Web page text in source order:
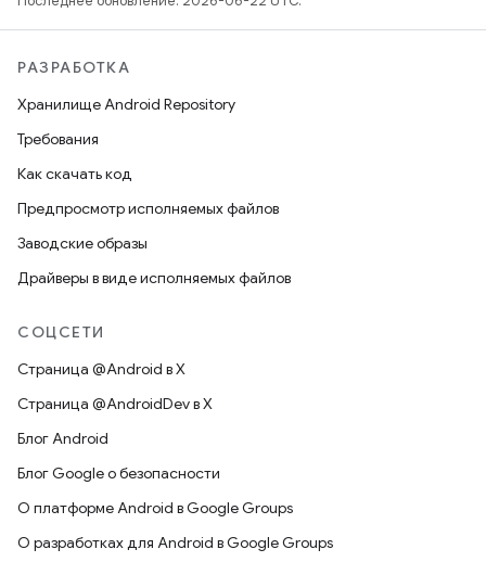
РАЗРАБОТКА
Хранилище Android Repository
Требования
Как скачать код
Предпросмотр исполняемых файлов
Заводские образы
Драйверы в виде исполняемых файлов
СОЦСЕТИ
Страница @Android в X
Страница @AndroidDev в X
Блог Android
Блог Google о безопасности
О платформе Android в Google Groups
О разработках для Android в Google Groups